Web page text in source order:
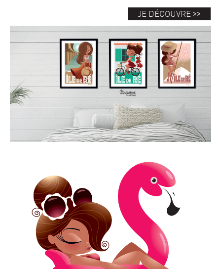
JE DÉCOUVRE >>